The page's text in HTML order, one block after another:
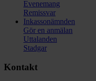
Evenemang
Remissvar
Inkassonämnden
Gör en anmälan
Uttalanden
Stadgar
Kontakt